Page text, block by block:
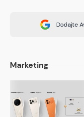
Dodajte
Marketing